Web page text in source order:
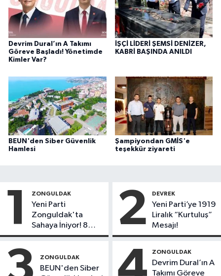
Devrim Dural’ın A Takımı
Göreve Başladı! Yönetimde
Kimler Var?
İŞÇİ LİDERİ ŞEMSİ DENİZER,
KABRİ BAŞINDA ANILDI
BEUN'den Siber Güvenlik
Hamlesi
Şampiyondan GMİS'e
teşekkür ziyareti
1 ZONGULDAK
Yeni Parti
Zonguldak'ta
Sahaya İniyor! 8
İlçede Kurucu
Başladı
2 DEVREK
Yeni Parti’ye 1919
Liralık “Kurtuluş”
Mesajı!
ZONGULDAK
BEUN'den Siber
ZONGULDAK
Devrim Dural’ın A
Takımı Göreve